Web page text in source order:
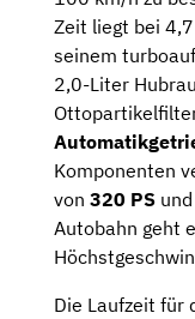
Zeit liegt bei
seinem
2,0-Liter
Komponenten
von 320 PS und
Autobahn geht
Die Laufzeit für